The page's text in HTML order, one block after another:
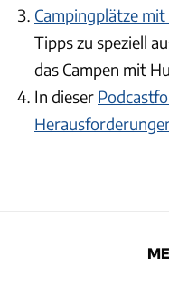
Campingplätze
Tipps zu speziell
das Campen mit
In dieser